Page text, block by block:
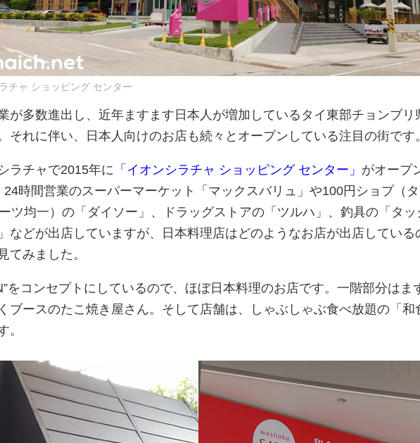
チャ ショッピング センター
が多数進出し、近年ますます日本人が増加しているタイ東部チョンブリ
それに伴い、日本人向けのお店も続々とオープンしている注目の街です
ラチャで2015年に 「イオンシラチャ ショッピング センター」 がオープ
24時間営業のスーパーマーケット「マックスバリュ」や100円ショプ（
ツ均一）の「ダイソー」、ドラッグストアの「ツルハ」、釣具の「タッ
などが出店していますが、日本料理店はどのようなお店が出店している
てみました。
をコンセプトにしているので、ほぼ日本料理のお店です。一階部分はま
ブースのたこ焼き屋さん。そして店舗は、しゃぶしゃぶ食べ放題の「和
。